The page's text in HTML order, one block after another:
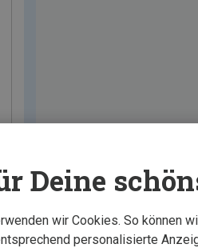
Deine
wir Cookies. So können
personalisierte